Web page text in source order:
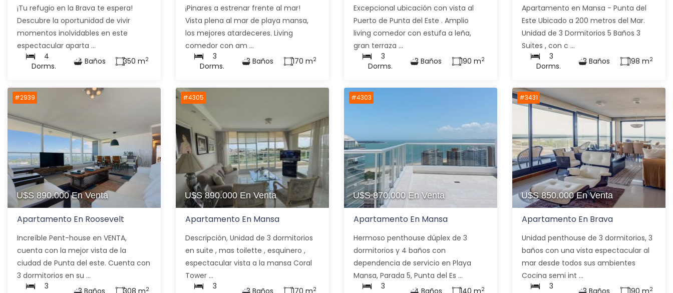
¡Tu refugio en la Brava te espera!
Descubre la oportunidad de vivir
momentos inolvidables en este
espectacular aparta ...
4
Dorms.
4 Baños 350 m2
¡Pinares a estrenar frente al mar!
Vista plena al mar de playa mansa,
los mejores atardeceres. Living
comedor con am ...
3
Dorms.
3 Baños 170 m2
Excepcional ubicación con vista al
Puerto de Punta del Este . Amplio
living comedor con estufa a leña,
gran terraza ...
3
Dorms.
3 Baños 190 m2
Apartamento en Mansa - Punta del
Este Ubicado a 200 metros del Mar.
Unidad de 3 Dormitorios 5 Baños 3
Suites , con c ...
3
Dorms.
3 Baños 198 m2
#2939
U$S 890.000En Venta
Apartamento En Roosevelt
Increíble Pent-house en VENTA,
cuenta con la mejor vista de la
ciudad de Punta del este. Cuenta con
3 dormitorios en su ...
3
2
#4305
U$S 890.000En Venta
Apartamento En Mansa
Descripción, Unidad de 3 dormitorios
en suite , mas toilette , esquinero ,
espectacular vista a la mansa Coral
Tower ...
3
2
#4303
U$S 870.000En Venta
Apartamento En Mansa
Hermoso penthouse dúplex de 3
dormitorios y 4 baños con
dependencia de servicio en Playa
Mansa, Parada 5, Punta del Es ...
3
2
#3431
U$S 850.000En Venta
Apartamento En Brava
Unidad penthouse de 3 dormitorios, 3
baños con una vista espectacular al
mar desde todos sus ambientes
Cocina semi int ...
3
2